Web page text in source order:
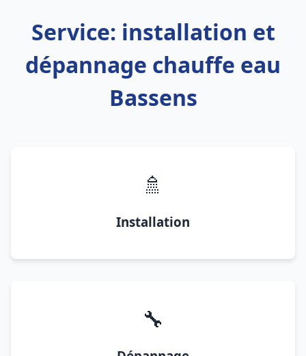
Service: installation et
dépannage chauffe eau
Bassens
🚿
Installation
🔧